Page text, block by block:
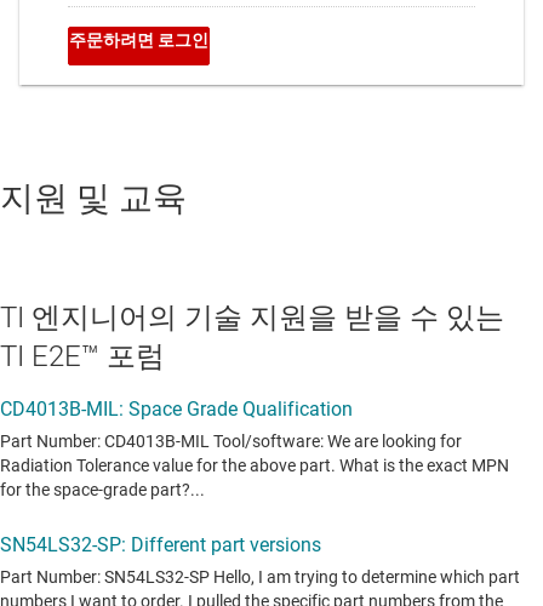
지원 및 교육
TI 엔지니어의 기술 지원을 받을 수 있는
TI E2E™ 포럼